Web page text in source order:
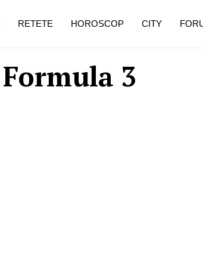
Formula 3
RETETE HOROSCOP CITY
de dureroasă este investigația